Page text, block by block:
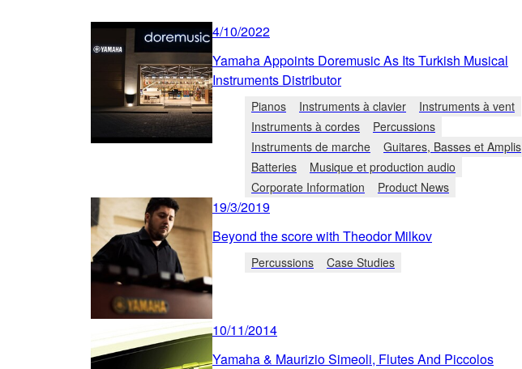
4/10/2022
Yamaha Appoints Doremusic As Its Turkish Musical
Instruments Distributor
Pianos Instruments à clavier
Instruments à vent
Instruments à cordes
Percussions
Instruments de marche
Guitares, Basses et Amplis
Batteries
Musique et production audio
Corporate Information
Product News
19/3/2019
Beyond the score with Theodor Milkov
Percussions Case Studies
10/11/2014
Yamaha & Maurizio Simeoli, Flutes And Piccolos